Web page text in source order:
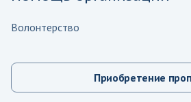
Волонтерство
Приобретение